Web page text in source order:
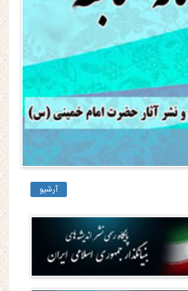
آرشیو